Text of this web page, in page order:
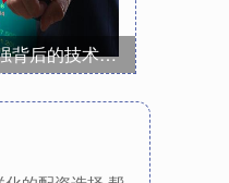
丰汇投资 欧元走强背后的技术信号与机会窗口